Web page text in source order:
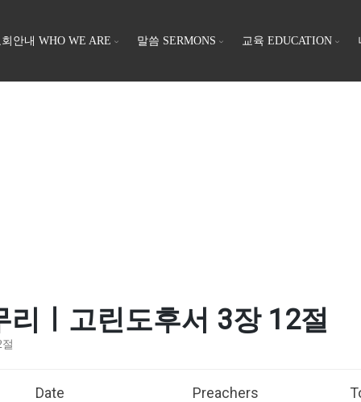
안내 WHO WE ARE 말씀 SERMONS 교육 EDUCATION
ㅣ고린도후서 3장 12절
Date Preachers